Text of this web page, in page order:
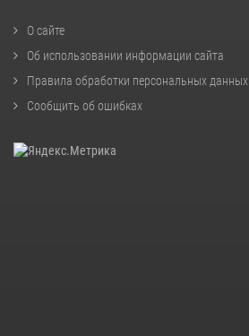
О сайте
Об использовании информации сайта
Правила обработки персональных данных
Сообщить об ошибках